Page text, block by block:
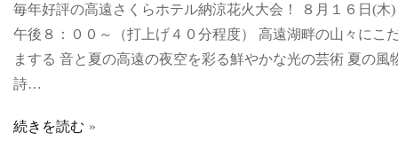
毎年好評の高遠さくらホテル納涼花火大会！ ８月１６日(
午後８：００～（打上げ４０分程度） 高遠湖畔の山々にこ
まする 音と夏の高遠の夜空を彩る鮮やかな光の芸術 夏の風
詩…
続きを読む